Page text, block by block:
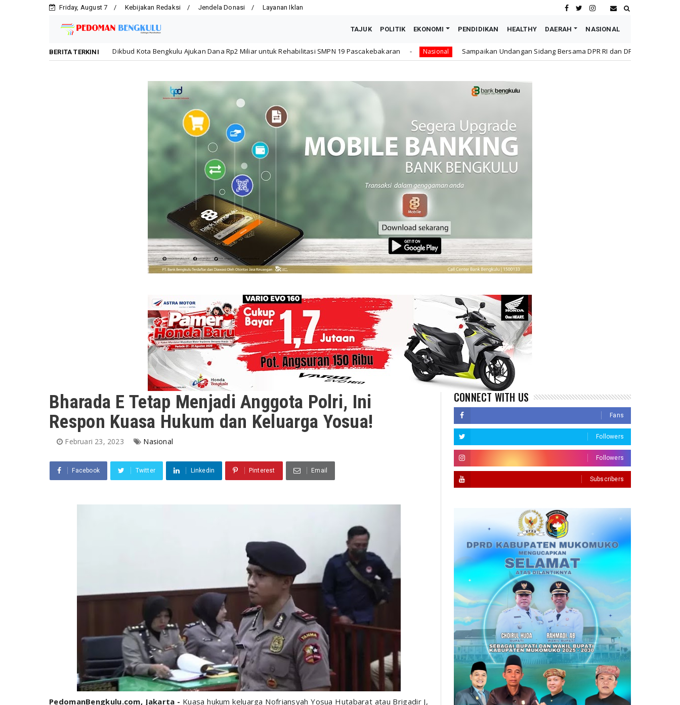
Friday, August 7 Kebijakan Redaksi Jendela Donasi Layanan Iklan
TAJUK POLITIK EKONOMI PENDIDIKAN HEALTHY DAERAH NASIONAL
BERITA TERKINI
Dikbud Kota Bengkulu Ajukan Dana Rp2 Miliar untuk Rehabilitasi SMPN 19 Pascakebakaran Nasional Sampaikan Undangan Sidang Bersama DPR RI dan DPD RI kepada Wapres Boediono,
Bharada E Tetap Menjadi Anggota Polri, Ini
Respon Kuasa Hukum dan Keluarga Yosua!
Februari 23, 2023 Nasional
Facebook Twitter Linkedin Pinterest Email
PedomanBengkulu.com, Jakarta - Kuasa hukum keluarga Nofriansyah Yosua Hutabarat atau Brigadir J,
CONNECT WITH US
Fans
Followers
Followers
Subscribers